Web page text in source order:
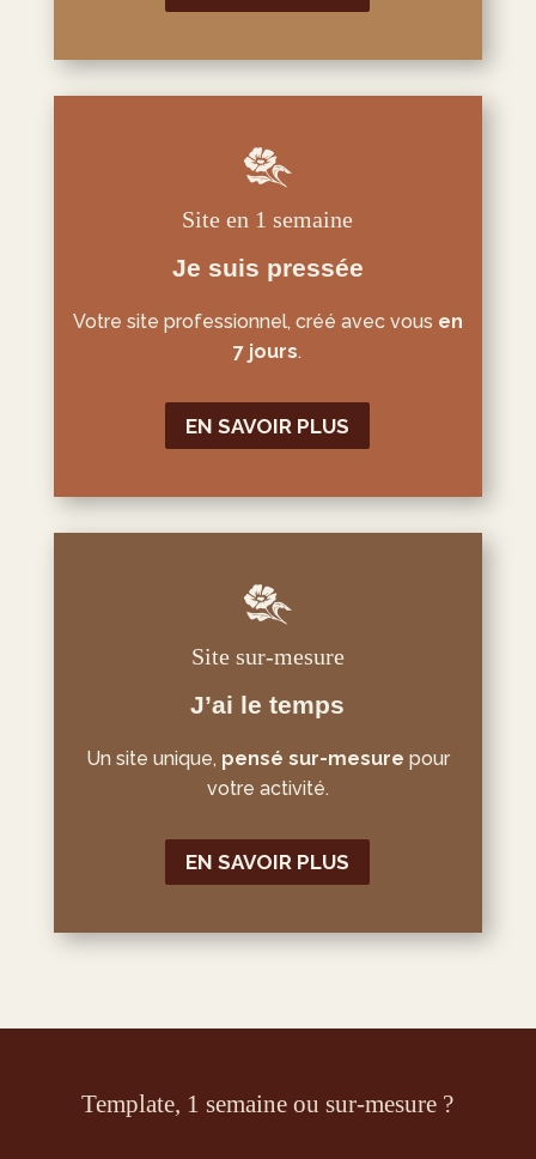
Site en 1 semaine
Je suis pressée
Votre site professionnel, créé avec vous en
7 jours.
EN SAVOIR PLUS
Site sur-mesure
J’ai le temps
Un site unique, pensé sur-mesure pour
votre activité.
EN SAVOIR PLUS
Template, 1 semaine ou sur-mesure ?